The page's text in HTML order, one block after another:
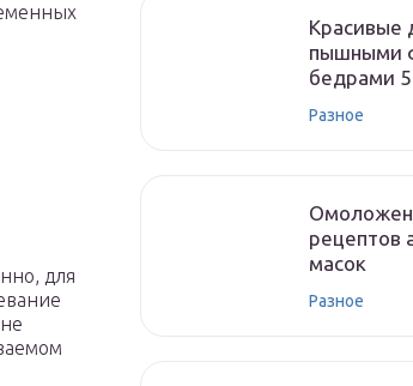
для
Красивые
пышными
бедрами
Разное
рецептов
масок
Разное